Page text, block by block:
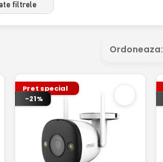
filtrele
Ordoneaza:
Pret special
-21%